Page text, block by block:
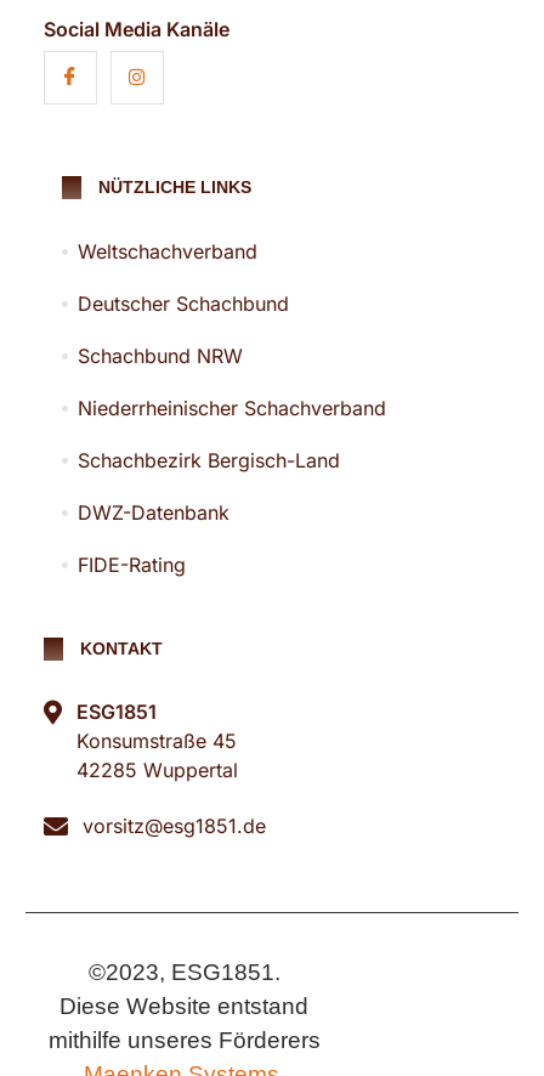
Social Media Kanäle
NÜTZLICHE LINKS
Weltschachverband
Deutscher Schachbund
Schachbund NRW
Niederrheinischer Schachverband
Schachbezirk Bergisch-Land
DWZ-Datenbank
FIDE-Rating
KONTAKT
ESG1851
Konsumstraße 45
42285 Wuppertal
vorsitz@esg1851.de
©2023, ESG1851.
Diese Website entstand
mithilfe unseres Förderers